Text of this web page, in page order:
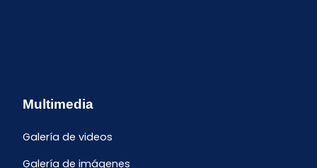
Multimedia
Galería de videos
Galería de imágenes